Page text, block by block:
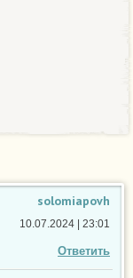
solomiapovh
Ответить
10.07.2024 | 23:01